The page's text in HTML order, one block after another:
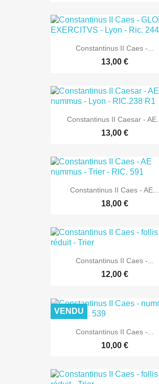
Constantinus II Caes -...
13,00 €
Constantinus II Caesar - AE...
13,00 €
Constantinus II Caes - AE...
18,00 €
Constantinus II Caes -...
12,00 €
Constantinus II Caes -...
10,00 €
VENDU